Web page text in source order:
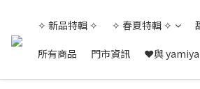
✧ 新品特輯 ✧ ✧ 春夏特輯 ✧
所有商品 門市資訊 ❤與